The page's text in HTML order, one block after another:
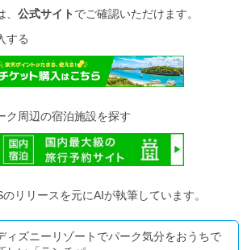
公式サイト でご確認いただけます。
する
ク周辺の宿泊施設を探す
リリースを元にAIが執筆しています。
ィズニーリゾートでパーク気分をおうちで